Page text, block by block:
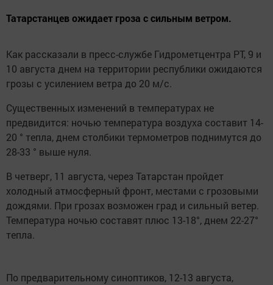
Татарстанцев ожидает гроза с сильным ветром.
Как рассказали в пресс-службе Гидрометцентра РТ, 9 и
10 августа днем на территории республики ожидаются
грозы с усилением ветра до 20 м/с.
Существенных изменений в температурах не
предвидится: ночью температура воздуха составит 14-
20 ° тепла, днем столбики термометров поднимутся до
28-33 ° выше нуля.
В четверг, 11 августа, через Татарстан пройдет
холодный атмосферный фронт, местами с грозовыми
дождями. При грозах возможен град и сильный ветер.
Температура ночью составят плюс 13-18°, днем 22-27°
тепла.
По предварительному синоптиков, 12-13 августа,